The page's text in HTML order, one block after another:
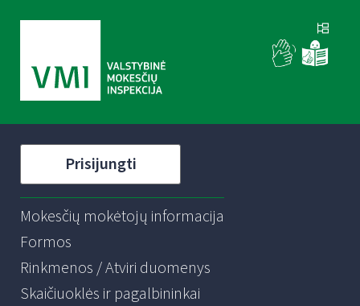
Prisijungti
Mokesčių mokėtojų informacija
Formos
Rinkmenos / Atviri duomenys
Skaičiuoklės ir pagalbininkai